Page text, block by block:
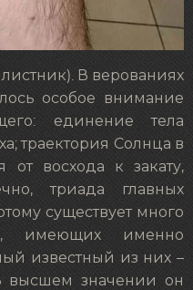
В верованиях
особое внимание
единение тела
траектория Солнца в
от восхода к закату,
триада главных
существует много
имеющих именно
известный из них –
высшем значении он